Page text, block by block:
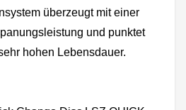
überzeugt mit einer
und punktet
hohen Lebensdauer.